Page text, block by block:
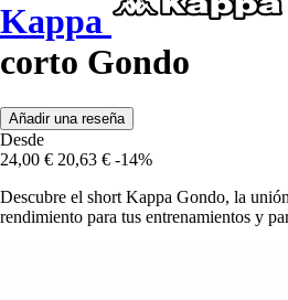
Kappa
corto Gondo
Añadir una reseña
Desde
24,00 € 20,63 € -14%
Descubre el short Kappa Gondo, la
rendimiento para tus entrenamientos y